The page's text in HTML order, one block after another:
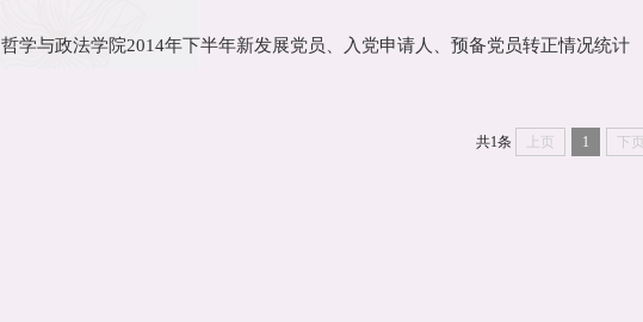
哲学与政法学院2014年下半年新发展党员、入党申请人、预备党员转正情况统计
共1条 上页 1 下页